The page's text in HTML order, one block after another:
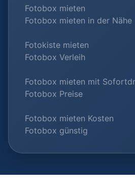
Fotobox mieten
Fotobox mieten in der Nähe
Fotokiste mieten
Fotobox Verleih
Fotobox mieten mit
Fotobox Preise
Fotobox mieten Kosten
Fotobox günstig